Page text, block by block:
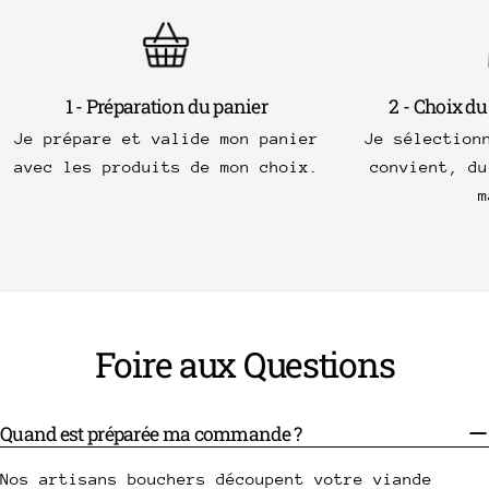
1 - Préparation du panier
Je prépare et valide mon panier
avec les produits de mon choix.
2 - Choix
Je
convient,
Foire aux Questions
Quand est préparée ma commande ?
Nos artisans bouchers découpent votre viande